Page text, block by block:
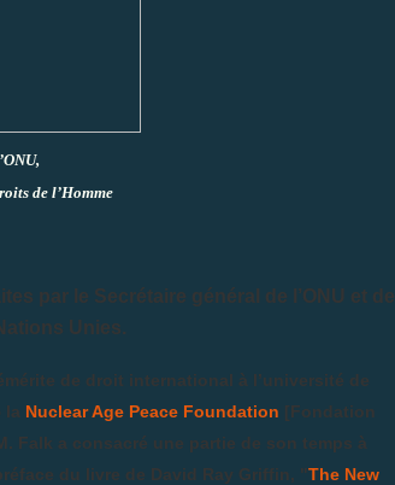
de l’Homme
par le Secrétaire général de l’ONU et de
Unies.
de droit international à l’université de
la Nuclear Age Peace Foundation [Fondation
Falk a consacré une partie de son temps à
du livre de David Ray Griffin, "The New